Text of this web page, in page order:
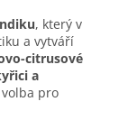
, který v
a vytváří
citrusové
a
pro